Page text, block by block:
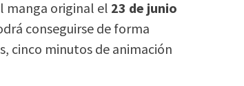
manga original el 23 de junio
conseguirse de forma
cinco minutos de animación